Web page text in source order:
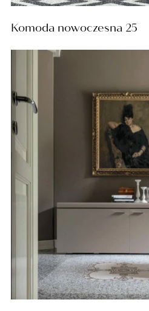
Komoda nowoczesna 25